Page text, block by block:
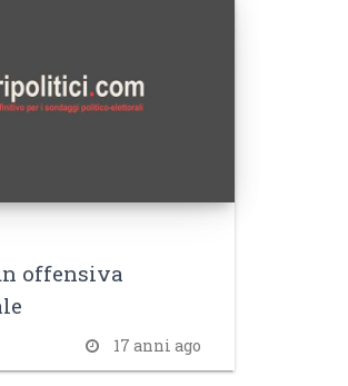
offensiva
17 anni ago